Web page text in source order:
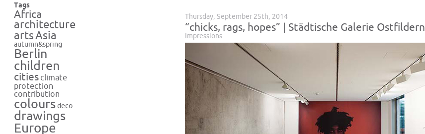
Tags
Africa
architecture
artsAsia
autumn&spring
Berlin
children
cities climate
protection
contribution
colours deco
drawings
Europe
Thursday, September 25th, 2014
“chicks, rags, hopes” | Städtische Galerie Ostfildern
Impressions